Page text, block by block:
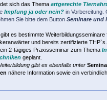
sich das Thema artgerechte
Impfung ja oder nein?in Vorbereitung.
Sie bitte dem Button Seminare und
es bestimmte Weiterbildungsseminare
und bereits zertifizierte THP`s.
2-tägiges Praxisseminar zum Thema
geplant.
gibt es ebenfalls unter
nähere Information sowie ein